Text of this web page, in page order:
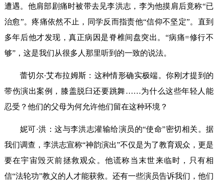
遭遇。他肩部剧痛时被带去见李洪志，李为他摸肩后竟称“已
治愈”。疼痛依然不止，同学反而指责他“信仰不坚定”。直到
多年后他才发现，真正病因是脊椎间盘突出。“病痛=修行不
够”，这是我们从很多人那里听到的一致的说法。
蕾切尔·艾布拉姆斯：这种情形确实极端。你刚才提到的
带伤演出案例，膝盖脱臼还要跳舞……为什么这些年轻人能
忍受？他们的父母为何允许他们留在这种环境？
妮可·洪：这与李洪志灌输给演员的“使命”密切相关。据
我们调查，李洪志宣称“神韵演出”不仅是为了教育观众，更是
要在宇宙毁灭前拯救观众。他谎称当末世来临时，只有相
信“法轮功”教义的人才能获救。还有一些演员告诉我们，他们